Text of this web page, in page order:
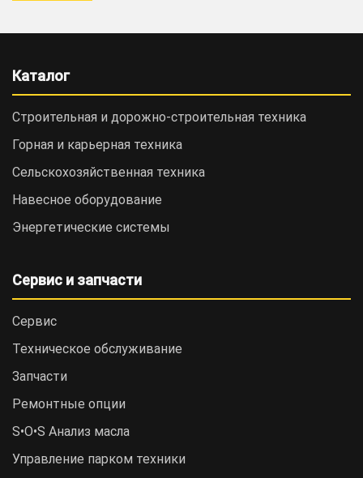
Каталог
Строительная и дорожно-cтроительная техника
Горная и карьерная техника
Сельскохозяйственная техника
Навесное оборудование
Энергетические системы
Сервис и запчасти
Сервис
Техническое обслуживание
Запчасти
Ремонтные опции
S•O•S Анализ масла
Управление парком техники